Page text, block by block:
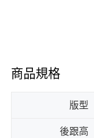
商品規格
版型
後跟高